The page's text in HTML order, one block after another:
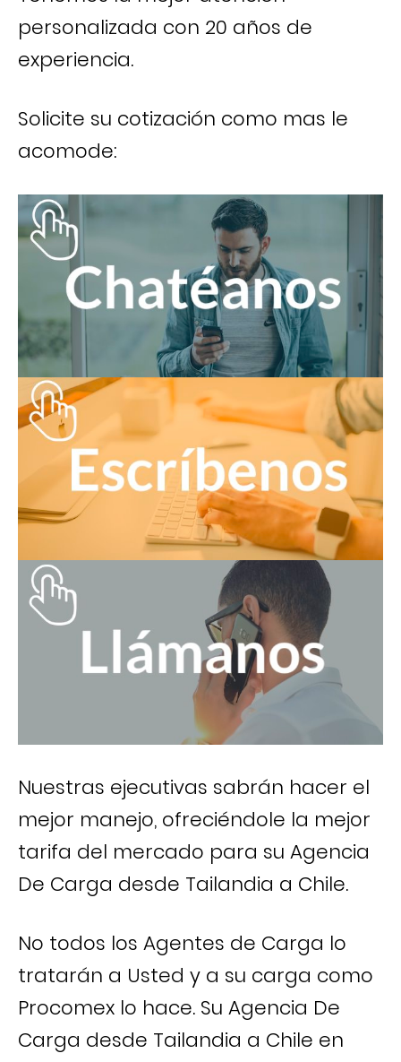
personalizada con 20 años de
experiencia.
Solicite su cotización como mas le
acomode:
Nuestras ejecutivas sabrán hacer el
mejor manejo, ofreciéndole la mejor
tarifa del mercado para su Agencia
De Carga desde Tailandia a Chile.
No todos los Agentes de Carga lo
tratarán a Usted y a su carga como
Procomex lo hace. Su Agencia De
Carga desde Tailandia a Chile en